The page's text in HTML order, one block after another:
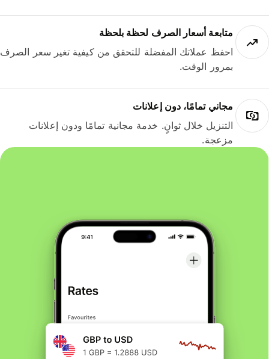
متابعة أسعار الصرف لحظة بلحظة
احفظ عملاتك المفضلة للتحقق من كيفية تغير سعر الصرف
بمرور الوقت.
مجاني تمامًا، دون إعلانات
التنزيل خلال ثوانٍ. خدمة مجانية تمامًا ودون إعلانات
مزعجة.